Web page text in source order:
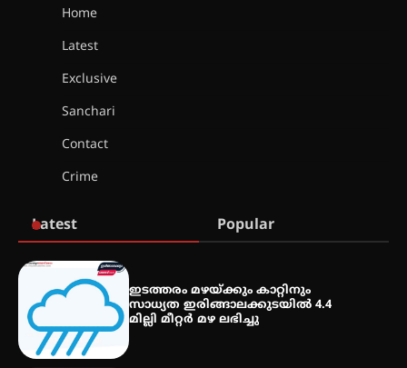
കോമേഴ്സ് എക്സ്പോയുമായി
എസ് എൻ ഹയർ സെക്കൻഡറി
വിദ്യാർത്ഥികൾ
Home
Latest
Exclusive
Sanchari
Contact
Crime
Latest Popular
ഇടത്തരം മഴയ്ക്കും കാറ്റിനും
സാധ്യത ഇരിങ്ങാലക്കുടയിൽ 4.4
മില്ലി മീറ്റർ മഴ ലഭിച്ചു